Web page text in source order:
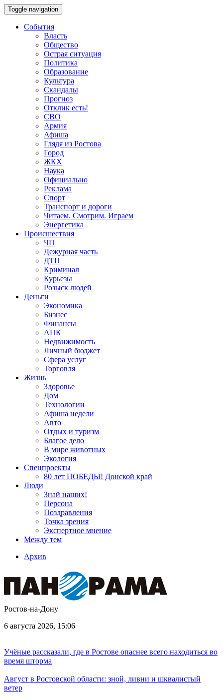
Toggle navigation
События
Власть
Общество
Острая ситуация
Политика
Образование
Культура
Скандалы
Прогноз
Отклик есть!
СВО
Армия
Афиша
Глядя из Ростова
Город
ЖКХ
Наука
Официально
Реклама
Спорт
Транспорт и дороги
Читаем. Смотрим. Играем
Энергетика
Происшествия
ЧП
Дежурная часть
ДТП
Криминал
Курьезы
Розыск людей
Деньги
Экономика
Бизнес
Финансы
АПК
Недвижимость
Личный бюджет
Сфера услуг
Торговля
Жизнь
Здоровье
Дом
Технологии
Афиша недели
Авто
Отдых и туризм
Благое дело
В мире животных
Экология
Спецпроекты
80 лет ПОБЕДЫ! Донской край
Люди
Знай наших!
Персона
Поздравления
Точка зрения
Экспертное мнение
Между тем
Архив
Ростов-на-Дону
6 августа 2026, 15:06
Учёные рассказали, где в Ростове опаснее всего находиться во
время шторма
Август в Ростовской области: зной, ливни и шквалистый
ветер